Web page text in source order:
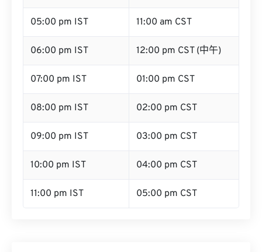
05:00 pm IST 11:00 am CST
06:00 pm IST 12:00 pm CST (中午)
07:00 pm IST 01:00 pm CST
08:00 pm IST 02:00 pm CST
09:00 pm IST 03:00 pm CST
10:00 pm IST 04:00 pm CST
11:00 pm IST 05:00 pm CST